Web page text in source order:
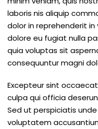
laboris nis aliquip
dolor in reprehenderit
dolore eu fugiat nulla
quia voluptas sit
consequuntur magni
Excepteur sint
culpa qui officia
Sed ut perspiciatis
voluptatem